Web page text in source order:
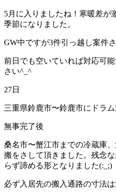
5月に入りましたね！寒暖差が
季節になりました。
GW中ですが3件引っ越し案件
前日でも空いていれば対応可
さい^_^
27日
三重県鈴鹿市〜鈴鹿市にドラ
無事完了後
桑名市〜蟹江市までの冷蔵庫
搬をさして頂きました。残念
らず諦める形となりました(:_;)
必ず入居先の搬入通路の寸法は